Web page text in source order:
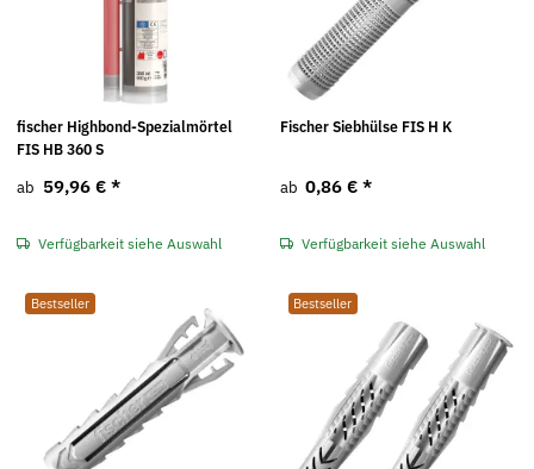
fischer Highbond-Spezialmörtel
FIS HB 360 S
ab 59,96 € *
Verfügbarkeit siehe Auswahl
Fischer Siebhülse FIS H K
ab 0,86 € *
Verfügbarkeit siehe Auswahl
Bestseller Bestseller